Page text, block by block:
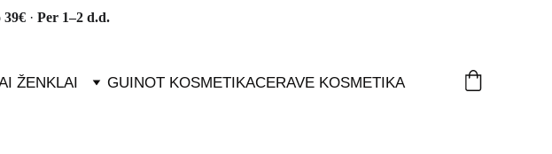
· Per 1–2 d.d.
ŽENKLAI GUINOT KOSMETIKACERAVE KOSMETIKA